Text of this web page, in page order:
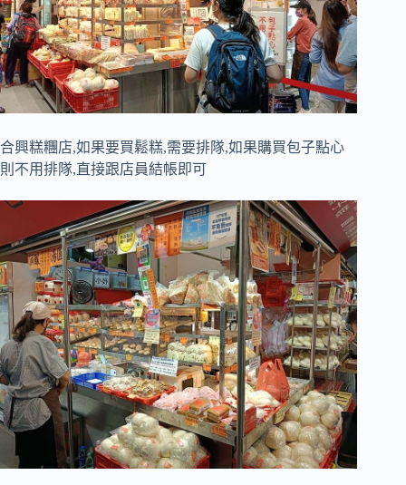
合興糕糰店,如果要買鬆糕,需要排隊,如果購買包子點心
則不用排隊,直接跟店員結帳即可